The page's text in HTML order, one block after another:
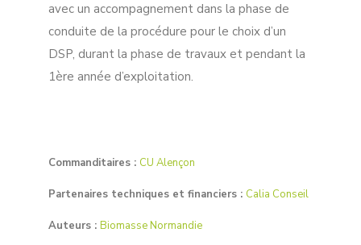
avec un accompagnement dans la phase de
conduite de la procédure pour le choix d’un
DSP, durant la phase de travaux et pendant la
1ère année d’exploitation.
Commanditaires : CU Alençon
Partenaires techniques et financiers : Calia Conseil
Auteurs : Biomasse Normandie